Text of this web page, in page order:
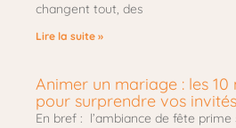
changent tout, des
Lire la suite »
Animer un mariage : les 10
pour surprendre vos invités
En bref : l’ambiance de fête